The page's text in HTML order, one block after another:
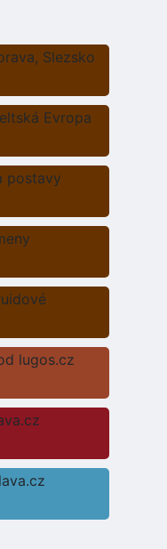
Slezsko
Evropa
postavy
lugos.cz